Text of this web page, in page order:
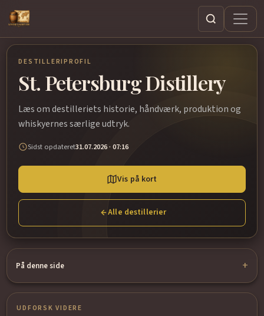
Søg
DESTILLERIPROFIL
St. Petersburg Distillery
Læs om destilleriets historie, håndværk, produktion og
whiskyernes særlige udtryk.
Sidst opdateret31.07.2026 · 07:16
Vis på kort
Alle destillerier
På denne side
UDFORSK VIDERE